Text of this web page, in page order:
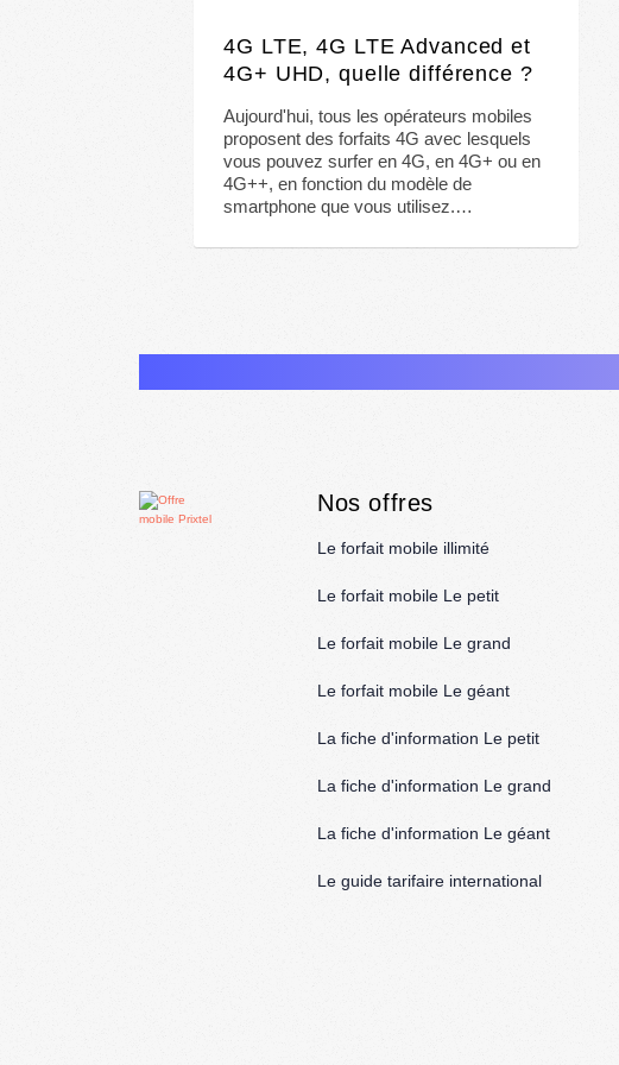
4G LTE, 4G LTE Advanced et
4G+ UHD, quelle différence ?
Aujourd'hui, tous les opérateurs mobiles
proposent des forfaits 4G avec lesquels
vous pouvez surfer en 4G, en 4G+ ou en
4G++, en fonction du modèle de
smartphone que vous utilisez.…
Nos offres
Le forfait mobile illimité
Le forfait mobile Le petit
Le forfait mobile Le grand
Le forfait mobile Le géant
La fiche d'information Le petit
La fiche d'information Le grand
La fiche d'information Le géant
Le guide tarifaire international